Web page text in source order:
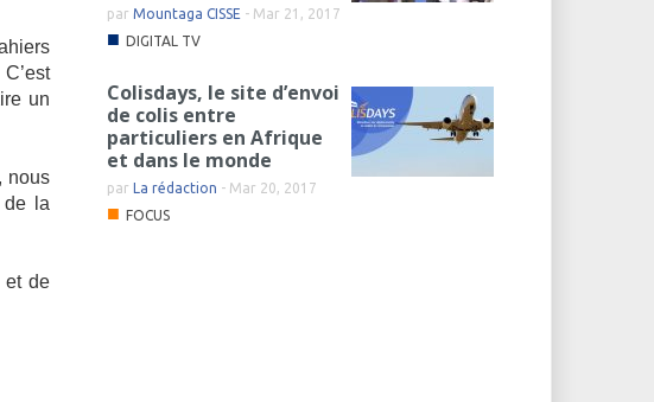
un
nous
de la
et de
parMountaga CISSE - Mar 21, 2017
■ DIGITAL TV
Colisdays, le site d’envoi
de colis entre
particuliers en Afrique
et dans le monde
parLa rédaction - Mar 20, 2017
■ FOCUS